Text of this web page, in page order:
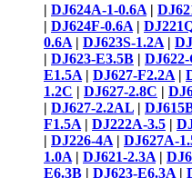
| DJ624A-1-0.6A |
| DJ624F-0.6A |
0.6A | DJ623S-1.2A |
| DJ623-E3.5B |
E1.5A | DJ627-F2.2A |
1.2C | DJ627-2.8C |
| DJ627-2.2AL |
F1.5A | DJ222A-3.5 |
| DJ226-4A | DJ627A-
1.0A | DJ621-2.3A |
E6.3B | DJ623-E6.3A |